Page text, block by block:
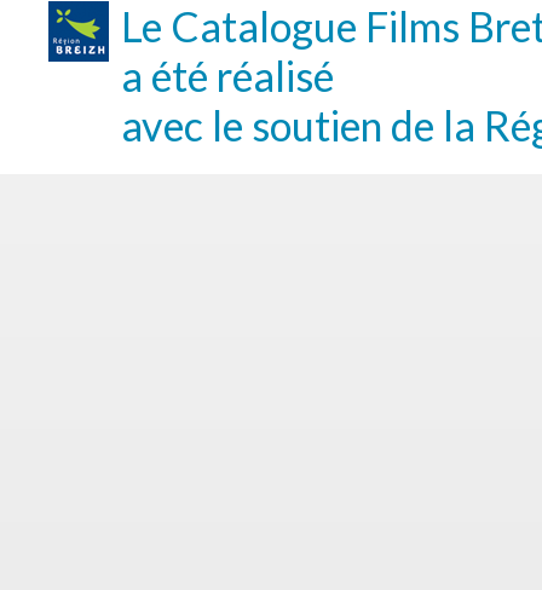
Le Catalogue Films
a été réalisé
avec le soutien de la